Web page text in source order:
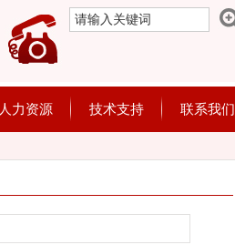
人力资源 技术支持 联系我们
首页>产品展示> 数控全自动多功能缝纫机